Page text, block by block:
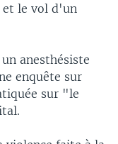
et le vol d'un
anesthésiste
enquête sur
sur "le